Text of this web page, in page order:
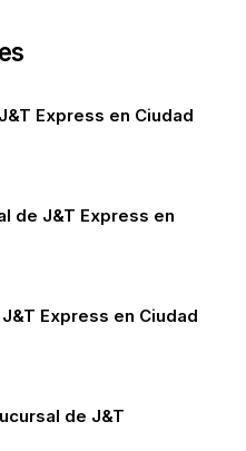
Express en Ciudad
de J&T Express en
Express en Ciudad
de J&T